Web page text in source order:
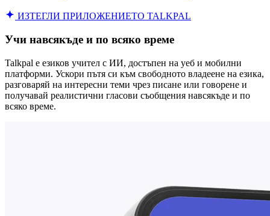
ИЗТЕГЛИ ПРИЛОЖЕНИЕТО TALKPAL
Учи навсякъде и по всяко време
Talkpal е езиков учител с ИИ, достъпен на уеб и мобилни
платформи. Ускори пътя си към свободното владеене на езика,
разговаряй на интересни теми чрез писане или говорене и
получавай реалистични гласови съобщения навсякъде и по
всяко време.